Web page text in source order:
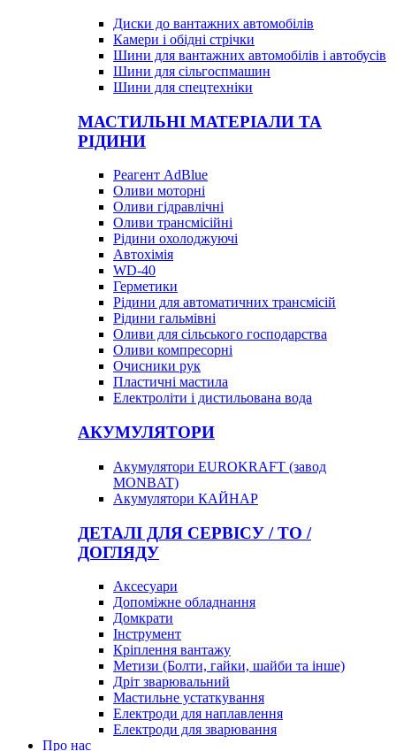
Диски до вантажних автомобілів
Камери і обідні стрічки
Шини для вантажних автомобілів і автобусів
Шини для сільгоспмашин
Шини для спецтехніки
МАСТИЛЬНІ МАТЕРІАЛИ ТА
РІДИНИ
Реагент AdBlue
Оливи моторні
Оливи гідравлічні
Оливи трансмісійні
Рідини охолоджуючі
Автохімія
WD-40
Герметики
Рідини для автоматичних трансмісій
Рідини гальмівні
Оливи для сільського господарства
Оливи компресорні
Очисники рук
Пластичні мастила
Електроліти і дистильована вода
АКУМУЛЯТОРИ
Акумулятори EUROKRAFT (завод
MONBAT)
Акумулятори КАЙНАР
ДЕТАЛІ ДЛЯ СЕРВІСУ / ТО /
ДОГЛЯДУ
Аксесуари
Допоміжне обладнання
Домкрати
Інструмент
Кріплення вантажу
Метизи (Болти, гайки, шайби та інше)
Дріт зварювальний
Мастильне устаткування
Електроди для наплавлення
Електроди для зварювання
Про нас